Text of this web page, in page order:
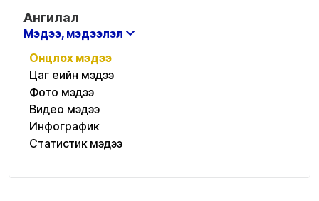
Ангилал
Мэдээ, мэдээлэл
Онцлох мэдээ
Цаг үеийн мэдээ
Фото мэдээ
Видео мэдээ
Инфографик
Статистик мэдээ